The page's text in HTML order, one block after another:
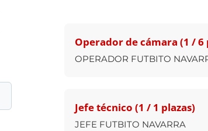
Operador de cámara (1 / 6
OPERADOR FUTBITO
Jefe técnico (1 / 1 plazas)
JEFE FUTBITO NAVARRA